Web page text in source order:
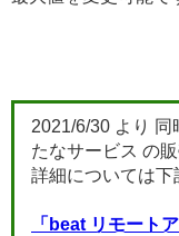
2021/6/30 より
たなサービス の
詳細については下
「beat リモート